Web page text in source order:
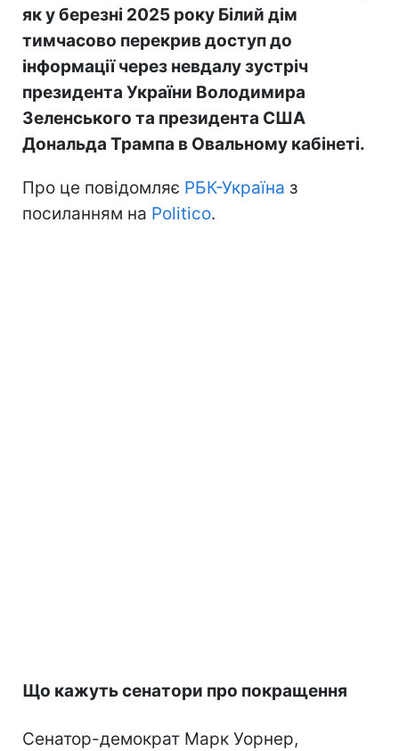
як у березні 2025 року Білий дім
тимчасово перекрив доступ до
інформації через невдалу зустріч
президента України Володимира
Зеленського та президента США
Дональда Трампа в Овальному кабінеті.
Про це повідомляє РБК-Україна з
посиланням на Politico.
Що кажуть сенатори про покращення
Сенатор-демократ Марк Уорнер,